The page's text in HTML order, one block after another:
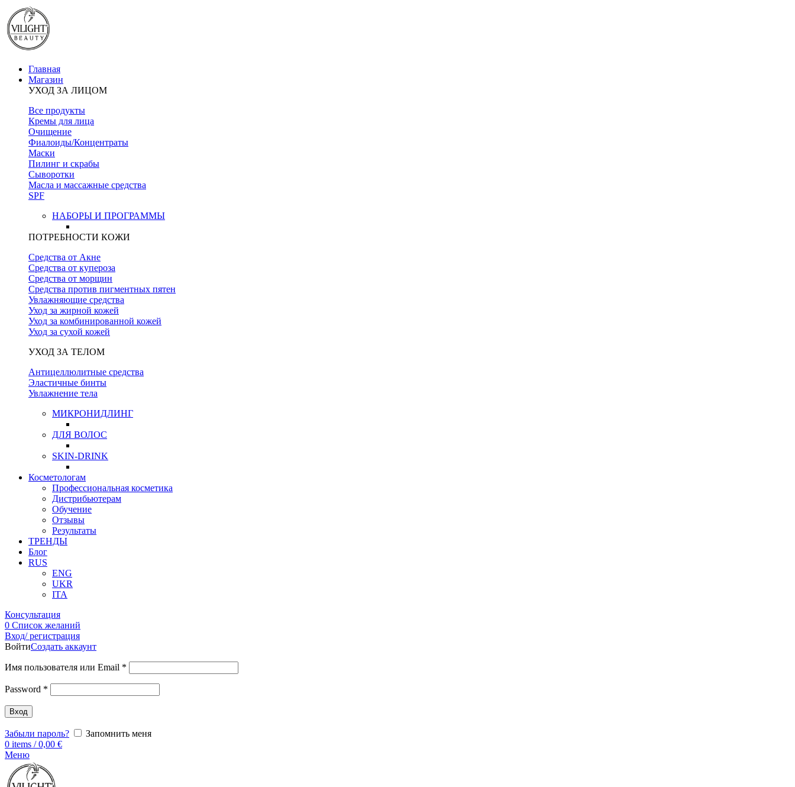
Главная
Магазин
УХОД ЗА ЛИЦОМ
Все продукты
Кремы для лица
Очищение
Фиалоиды/Концентраты
Маски
Пилинг и скрабы
Сыворотки
Масла и массажные средства
SPF
НАБОРЫ И ПРОГРАММЫ
ПОТРЕБНОСТИ КОЖИ
Средства от Акне
Средства от купероза
Средства от морщин
Средства против пигментных пятен
Увлажняющие средства
Уход за жирной кожей
Уход за комбинированной кожей
Уход за сухой кожей
УХОД ЗА ТЕЛОМ
Антицеллюлитные средства
Эластичные бинты
Увлажнение тела
МИКРОНИДЛИНГ
ДЛЯ ВОЛОС
SKIN-DRINK
Косметологам
Профессиональная косметика
Дистрибьютерам
Обучение
Отзывы
Результаты
ТРЕНДЫ
Блог
RUS
ENG
UKR
ITA
Консультация
0 Список желаний
Вход/ регистрация
ВойтиСоздать аккаунт
Имя пользователя или Email *
Password *
Вход
Забыли пароль?
Запомнить меня
0 items / 0,00 €
Меню